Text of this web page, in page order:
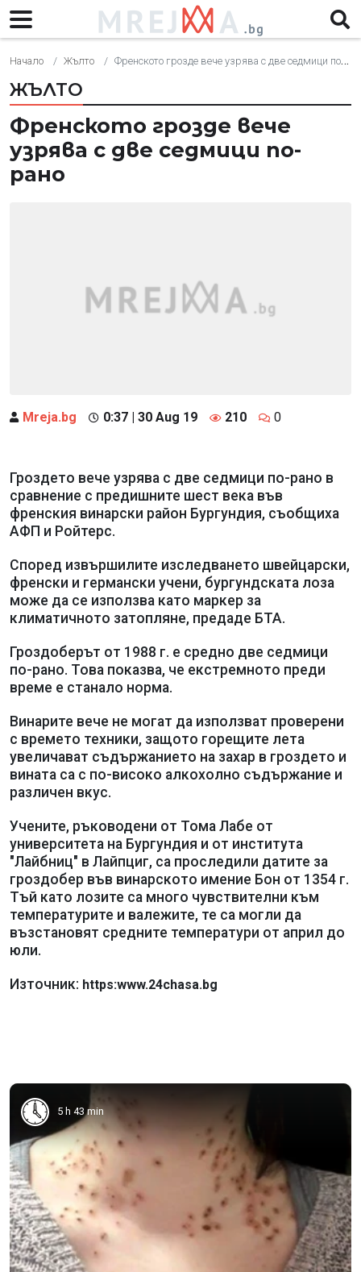
Начало Жълто Френското грозде вече узрява с две седмици по-рано
ЖЪЛТО
Френското грозде вече
узрява с две седмици по-
рано
Mreja.bg 0:37 | 30 Aug 19 210 0
Гроздето вече узрява с две седмици по-рано в
сравнение с предишните шест века във
френския винарски район Бургундия, съобщиха
АФП и Ройтерс.
Според извършилите изследването швейцарски,
френски и германски учени, бургундската лоза
може да се използва като маркер за
климатичното затопляне, предаде БТА.
Гроздоберът от 1988 г. е средно две седмици
по-рано. Това показва, че екстремното преди
време е станало норма.
Винарите вече не могат да използват проверени
с времето техники, защото горещите лета
увеличават съдържанието на захар в гроздето и
вината са с по-високо алкохолно съдържание и
различен вкус.
Учените, ръководени от Тома Лабе от
университета на Бургундия и от института
"Лайбниц" в Лайпциг, са проследили датите за
гроздобер във винарското имение Бон от 1354 г.
Тъй като лозите са много чувствителни към
температурите и валежите, те са могли да
възстановят средните температури от април до
юли.
Източник: https:www.24chasa.bg
5 h 43 min